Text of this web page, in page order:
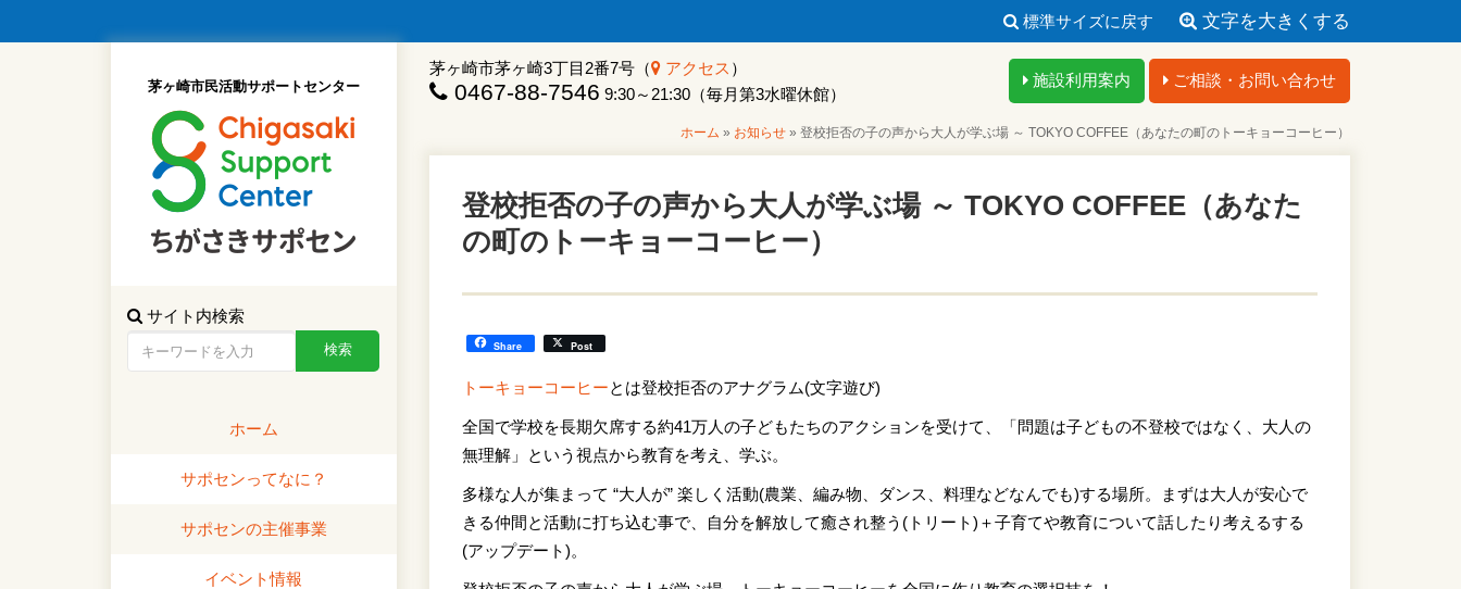
標準サイズに戻す 文字を大きくする
茅ヶ崎市茅ヶ崎3丁目2番7号（ アクセス ）
0467-88-7546 9:30～21:30（毎月第3水曜休館）
施設利用案内 ご相談・お問い合わせ
ホーム » お知らせ » 登校拒否の子の声から大人が学ぶ場 ～ TOKYO COFFEE（あなたの町のトーキョーコーヒー）
登校拒否の子の声から大人が学ぶ場 ～ TOKYO COFFEE（あなた
の町のトーキョーコーヒー）
Share Post
トーキョーコーヒーとは登校拒否のアナグラム(文字遊び)
全国で学校を長期欠席する約41万人の子どもたちのアクションを受けて、「問題は子どもの不登校ではなく、大人の
無理解」という視点から教育を考え、学ぶ。
多様な人が集まって “大人が” 楽しく活動(農業、編み物、ダンス、料理などなんでも)する場所。まずは大人が安心で
きる仲間と活動に打ち込む事で、自分を解放して癒され整う(トリート)＋子育てや教育について話したり考えるする
(アップデート)。
茅ヶ崎市民活動サポートセンター
サイト内検索
ホーム
サポセンってなに？
サポセンの主催事業
イベント情報